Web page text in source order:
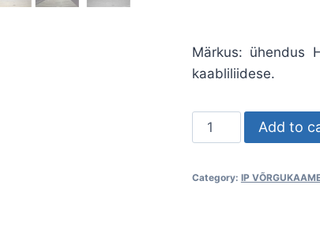
Märkus: ühendus
kaabliliidese.
IP-
KAAMERA
2CV2021G2-
Add to
Category: IP